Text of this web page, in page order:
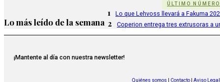
ÚLTIMO NÚMERO
Lo más leído de la semana
1 Lo que Lehvoss llevará a Fakuma
2 Coperion entrega tres extrusoras a
¡Mantente al día con nuestra newsletter!
Quiénes somos Contacto
Aviso Legal